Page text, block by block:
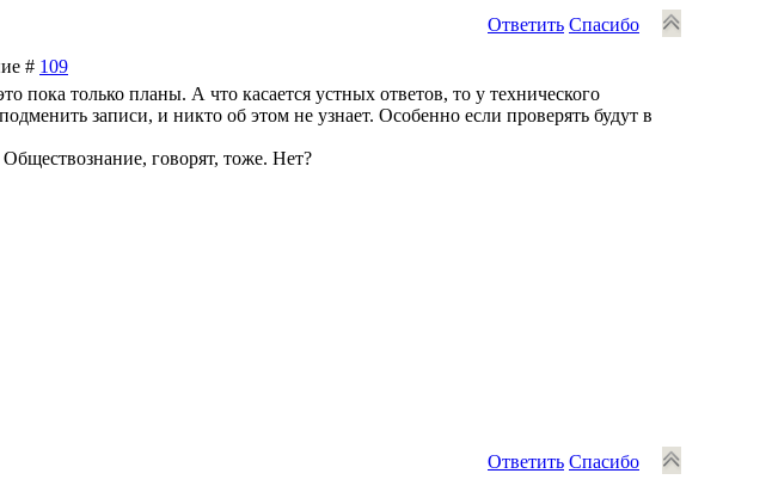
Ответить Спасибо
# 109
пока только планы. А что касается устных ответов, то у технического
записи, и никто об этом не узнает. Особенно если проверять будут в
говорят, тоже. Нет?
Ответить Спасибо